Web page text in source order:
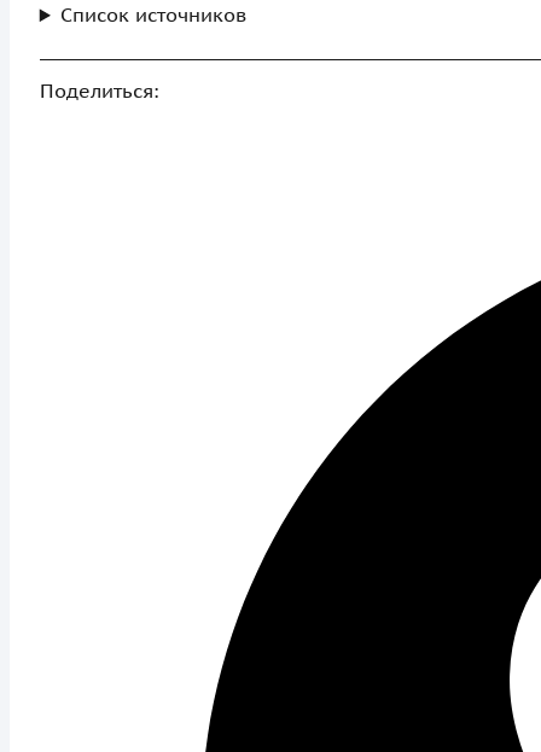
Список источников
Поделиться: